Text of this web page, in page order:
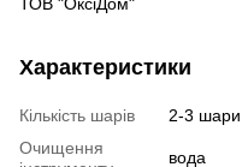
Характеристики
Кількість шарів
2-3 шари
Очищення
вода